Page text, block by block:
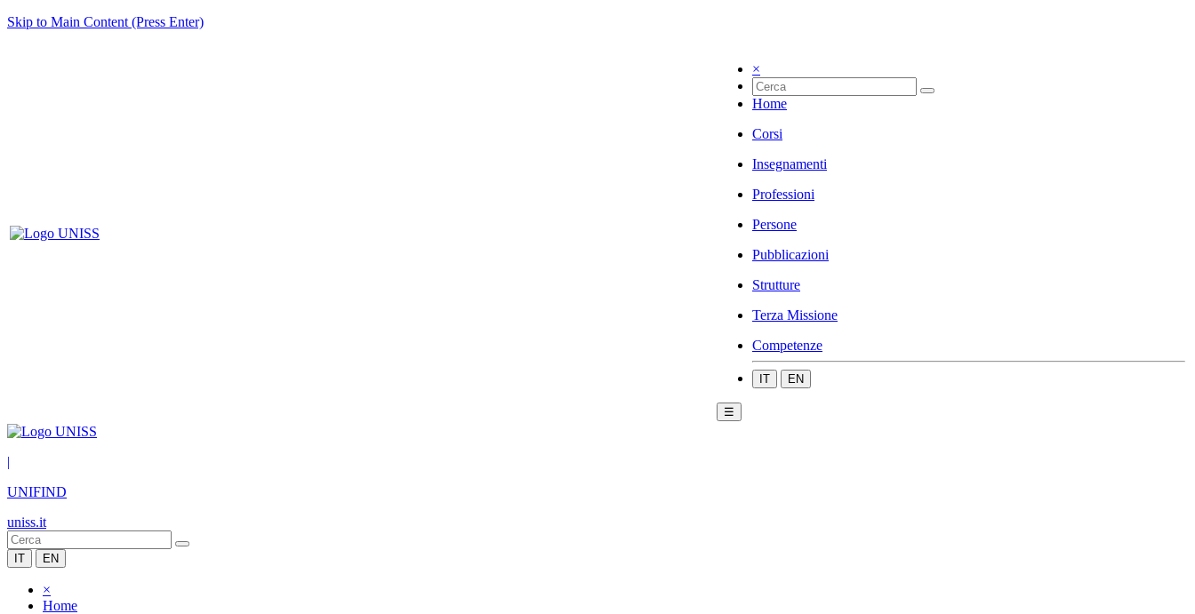
Skip to Main Content (Press Enter)
×
Home
Corsi
Insegnamenti
Professioni
Persone
Pubblicazioni
Strutture
Terza Missione
Competenze
IT EN
☰
|
UNIFIND
uniss.it
IT EN
×
Home